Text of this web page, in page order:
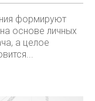
формируют
основе личных
а целое